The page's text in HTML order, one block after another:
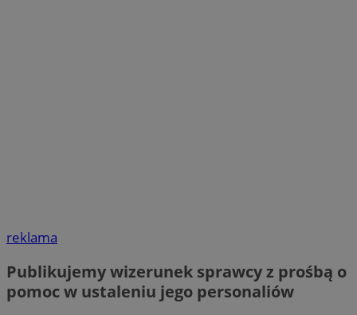
reklama
Publikujemy wizerunek sprawcy z prośbą o
pomoc w ustaleniu jego personaliów